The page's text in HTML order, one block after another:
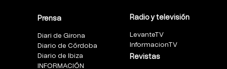
Prensa
Diari de Girona
Diario de Córdoba
Diario de Ibiza
INFORMACIÓN
Radio y televisión
LevanteTV
InformacionTV
Revistas